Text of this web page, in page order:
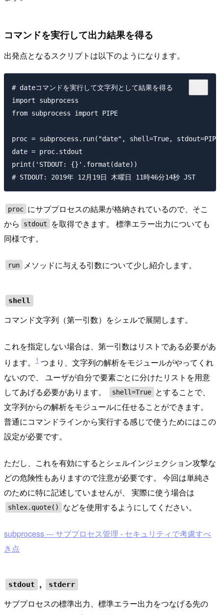
コマンドを実行して出力結果を得る
出発点となるスクリプトは以下のようになります。
# dateコマンドを実行して文字列として結果を得る
import subprocess
from subprocess import PIPE
proc = subprocess.run("date", shell=True,
date = proc.stdout
print('STDOUT: {}'.format(date))
proc にサブプロセスの結果が格納されているので、そこ
から
stdout
を取得できます。 標準エラー出力についても
同様です。
run メソッドに与える引数について少し紹介します。
shell
コマンド文字列（第一引数）をシェルで展開します。
これを指定しない場合は、第一引数はリストである必要があ
ります。
1 つまり、文字列の解析をモジュールがやってくれ
ないので、 ユーザが自分で要素ごとに分けたリストを用意
してあげる必要があります。
shell=True
とすることで、
文字列からの解析をモジュールに任せることができます。
普通にコマンドラインから実行する感じで使うためにはこの
設定が必要です。
ただし、これを有効にするとシェルインジェクション攻撃な
どの危険性もありますので注意が必要です。 今回は単純さ
のために特に記述していませんが、 実際に使う場合は
shlex.quote() などを使用するようにしてください。
subprocess --- サブプロセス管理 - セキュリティで考慮すべ
き点
stdout , stderr
サブプロセスの標準出力、標準エラー出力をつなげる先の